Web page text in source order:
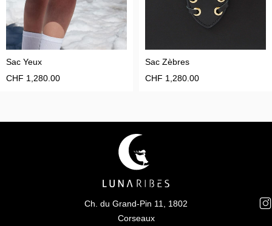
Sac Yeux
CHF 1,280.00
Sac Zèbres
CHF 1,280.00
Ch. du Grand-Pin 11, 1802
Corseaux